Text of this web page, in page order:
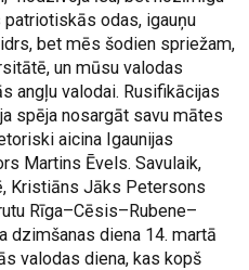
odas, igauņu
bet mēs šodien spriežam,
un mūsu valodas
angļu valodai. Rusifikācijas
spēja nosargāt savu mātes
aicina Igaunijas
Martins Ēvels. Savulaik,
Kristiāns Jāks Petersons
Rīga–Cēsis–Rubene–
dzimšanas diena 14. martā
valodas diena, kas kopš